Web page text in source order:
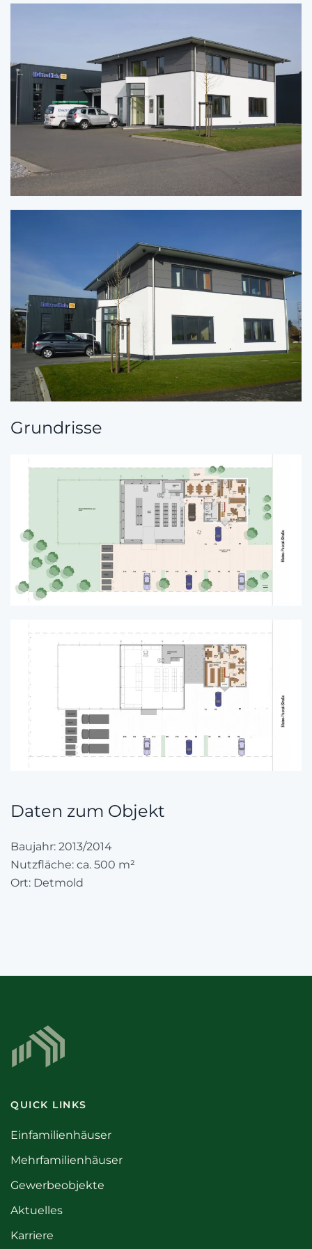
Zoom
Grundrisse
Zoom
Zoom
Daten zum Objekt
Baujahr: 2013/2014
Nutzfläche: ca. 500 m²
Ort: Detmold
QUICK LINKS
Einfamilienhäuser
Mehrfamilienhäuser
Gewerbeobjekte
Aktuelles
Karriere